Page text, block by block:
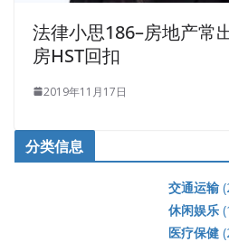
法律小思186–房地产常
房HST回扣
2019年11月17日
分类信息
交通运输
休闲娱乐
医疗保健